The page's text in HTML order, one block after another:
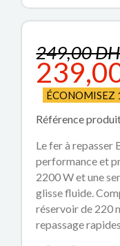
249,00 DH
ÉCONOMISEZ
Référence
Le fer à
performance et
2200 W et une
glisse fluide.
réservoir de 220
repassage